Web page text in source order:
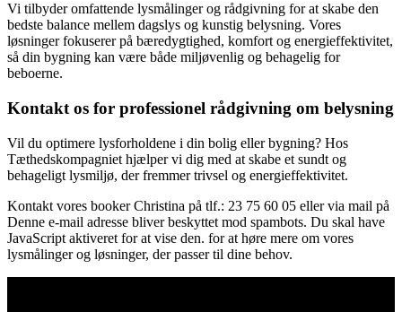
Vi tilbyder omfattende lysmålinger og rådgivning for at skabe den
bedste balance mellem dagslys og kunstig belysning. Vores
løsninger fokuserer på bæredygtighed, komfort og energieffektivitet,
så din bygning kan være både miljøvenlig og behagelig for
beboerne.
Kontakt os for professionel rådgivning om belysning
Vil du optimere lysforholdene i din bolig eller bygning? Hos
Tæthedskompagniet hjælper vi dig med at skabe et sundt og
behageligt lysmiljø, der fremmer trivsel og energieffektivitet.
Kontakt vores booker Christina på tlf.: 23 75 60 05 eller via mail på
Denne e-mail adresse bliver beskyttet mod spambots. Du skal have
JavaScript aktiveret for at vise den. for at høre mere om vores
lysmålinger og løsninger, der passer til dine behov.